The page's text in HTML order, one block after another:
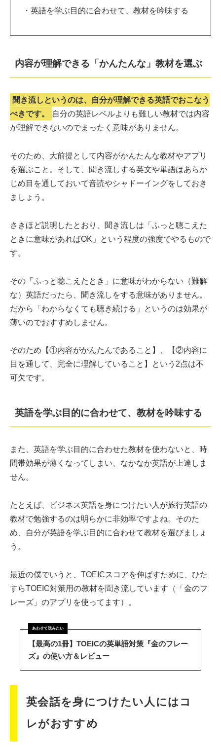
・英語を学ぶ目的に合わせて、教材を吟味する
内容が理解できる「かんたんな」教材を選ぶ
聞き流しというのは、自分が理解できる英語でおこなう
べきです。
自分の英語レベルよりも難しい教材では内容
が理解できないのでまったく意味がありません。
そのため、大前提として内容がかんたんな教材やアプリ
を選ぶこと。そして、聞き流しする英文や単語はあらか
じめ目を通しておいて音読やシャドーイングをしておき
ましょう。
さきほど説明したとおり、聞き流しは「ふっと聴こえた
ときに意味があればOK」という程度の強度でやるもので
す。
その「ふっと聴こえたとき」に意味がわからない（難解
な）英語だったら、聞き流しをする意味がありません。
だから「わからなくても聴き続ける」というのは効果が
薄いのでおすすめしません。
そのため【①内容がかんたんであること】、【②内容に
目を通して、完全に理解していること】という2点は不
可欠です。
英語を学ぶ目的に合わせて、教材を吟味する
また、英語を学ぶ目的に合わせた教材を使わないと、時
間帯効果が薄くなってしまい、なかなか英語が上達しま
せん。
たとえば、ビジネス英語を身につけたい人が旅行英語の
教材で勉強するのは明らかに非効率ですよね。そのた
め、自分が英語を学ぶ目的に合わせて教材を選びましょ
う。
最近の僕でいうと、TOEICスコアを伸ばすために、ひた
すらTOEIC対策用の教材を聞き流しています（「金のフ
レーズ」のアプリを使ってます）。
【最高の1冊】TOEICの英単語対策『金のフレー
ズ』の使い方＆レビュー
英会話を身につけたい人にはコ
レがおすすめ